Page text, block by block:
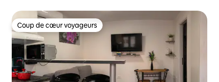
Coup de cœur voyageurs
Coup de cœur voyageurs